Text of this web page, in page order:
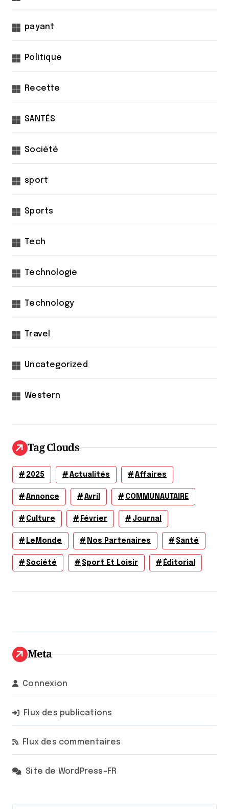
payant
Politique
Recette
SANTÉS
Société
sport
Sports
Tech
Technologie
Technology
Travel
Uncategorized
Western
Tag Clouds
2025 Actualités Affaires
Annonce Avril COMMUNAUTAIRE
Culture Février Journal
LeMonde Nos Partenaires Santé
Société Sport Et Loisir Éditorial
Meta
Connexion
Flux des publications
Flux des commentaires
Site de WordPress-FR